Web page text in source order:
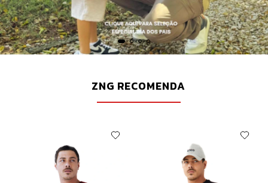
ZNG RECOMENDA